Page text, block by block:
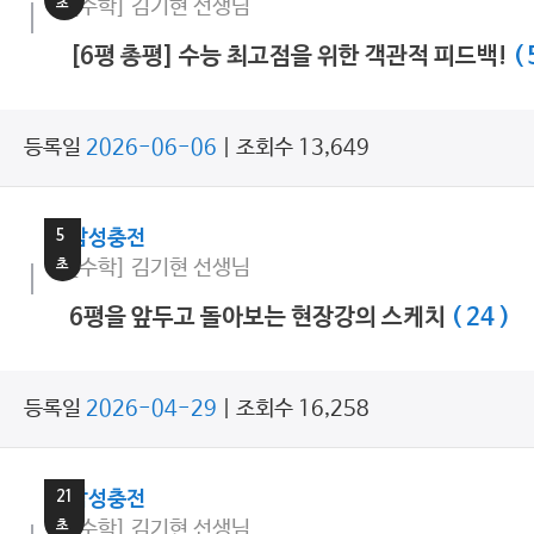
초 [수학] 김기현 선생님
[6평 총평] 수능 최고점을 위한 객관적 피드백! (
등록일 2026-06-06 | 조회수 13,649
5
초
감성충전
[수학] 김기현 선생님
6평을 앞두고 돌아보는 현장강의 스케치 ( 24 )
등록일 2026-04-29 | 조회수 16,258
21
초
감성충전
[수학] 김기현 선생님